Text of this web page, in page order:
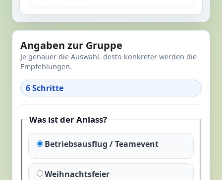
Angaben zur Gruppe
Je genauer die Auswahl, desto konkreter werden die
Empfehlungen.
6 Schritte
Was ist der Anlass?
Betriebsausflug / Teamevent
Weihnachtsfeier